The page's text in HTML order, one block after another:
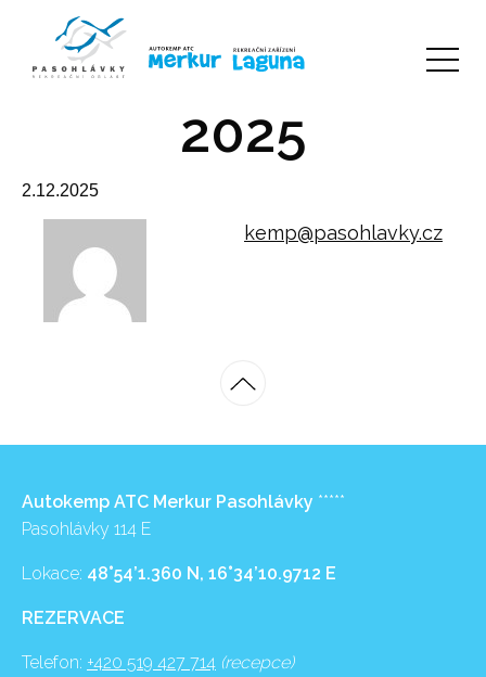
2025
2.12.2025
kemp@pasohlavky.cz
Autokemp ATC Merkur Pasohlávky *****
Pasohlávky 114 E
Lokace: 48°54’1.360 N, 16°34’10.9712 E
REZERVACE
Telefon: +420 519 427 714 (recepce)